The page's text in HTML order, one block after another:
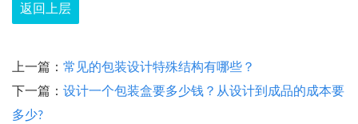
返回上层
上一篇： 常见的包装设计特殊结构有哪些？
下一篇： 设计一个包装盒要多少钱？从设计到成品的成本要
多少?